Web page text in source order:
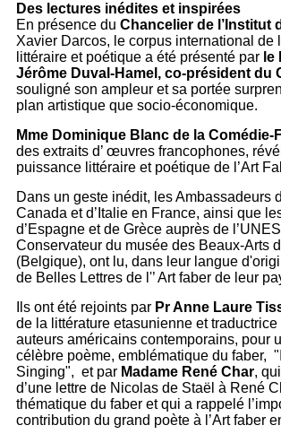
Des lectures inédites et inspirées
En présence du Chancelier de l’Institut
Xavier Darcos, le corpus international de
littéraire et poétique a été présenté par le
Jérôme Duval-Hamel, co-président du
souligné son ampleur et sa portée
plan artistique que socio-économique.
Mme Dominique Blanc de la Comédie-
des extraits d’ œuvres francophones,
puissance littéraire et poétique de l’Art
Dans un geste inédit, les Ambassadeurs
Canada et d’Italie en France, ainsi que
d’Espagne et de Grèce auprès de
Conservateur du musée des Beaux-Arts
(Belgique), ont lu, dans leur langue
de Belles Lettres de l'’ Art faber de leur
Ils ont été rejoints par Pr Anne Laure
de la littérature etasunienne et
auteurs américains contemporains, pour
célèbre poème, emblématique du faber,
Singing", et par Madame René Char,
d’une lettre de Nicolas de Staël à René
thématique du faber et qui a rappelé
contribution du grand poète à l’Art faber